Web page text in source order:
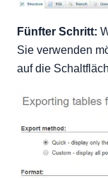
Fünfter Schritt:
Sie verwenden
auf die